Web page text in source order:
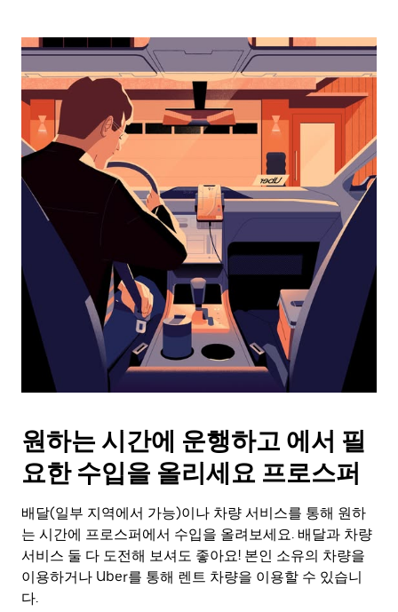
작
면
아
래
화
살
표
러
날
짜
캘
린
더
닫
으
려
면
Esc
키
원하는 시간에 운행하고 에서 필
요한 수입을 올리세요 프로스퍼
배달(일부 지역에서 가능)이나 차량 서비스를 통해 원하
는 시간에 프로스퍼에서 수입을 올려보세요. 배달과 차량
서비스 둘 다 도전해 보셔도 좋아요! 본인 소유의 차량을
이용하거나 Uber를 통해 렌트 차량을 이용할 수 있습니
다.